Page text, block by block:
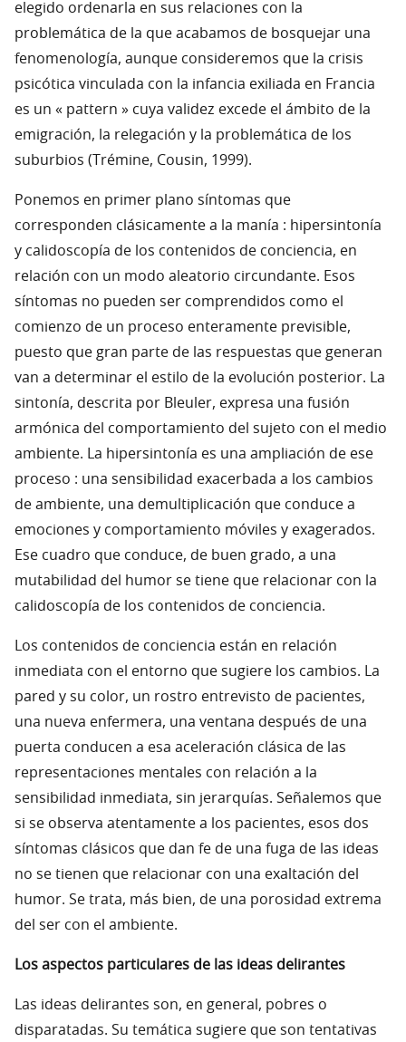
elegido ordenarla en sus relaciones con la
problemática de la que acabamos de bosquejar una
fenomenología, aunque consideremos que la crisis
psicótica vinculada con la infancia exiliada en Francia
es un « pattern » cuya validez excede el ámbito de la
emigración, la relegación y la problemática de los
suburbios (Trémine, Cousin, 1999).
Ponemos en primer plano síntomas que
corresponden clásicamente a la manía : hipersintonía
y calidoscopía de los contenidos de conciencia, en
relación con un modo aleatorio circundante. Esos
síntomas no pueden ser comprendidos como el
comienzo de un proceso enteramente previsible,
puesto que gran parte de las respuestas que generan
van a determinar el estilo de la evolución posterior. La
sintonía, descrita por Bleuler, expresa una fusión
armónica del comportamiento del sujeto con el medio
ambiente. La hipersintonía es una ampliación de ese
proceso : una sensibilidad exacerbada a los cambios
de ambiente, una demultiplicación que conduce a
emociones y comportamiento móviles y exagerados.
Ese cuadro que conduce, de buen grado, a una
mutabilidad del humor se tiene que relacionar con la
calidoscopía de los contenidos de conciencia.
Los contenidos de conciencia están en relación
inmediata con el entorno que sugiere los cambios. La
pared y su color, un rostro entrevisto de pacientes,
una nueva enfermera, una ventana después de una
puerta conducen a esa aceleración clásica de las
representaciones mentales con relación a la
sensibilidad inmediata, sin jerarquías. Señalemos que
si se observa atentamente a los pacientes, esos dos
síntomas clásicos que dan fe de una fuga de las ideas
no se tienen que relacionar con una exaltación del
humor. Se trata, más bien, de una porosidad extrema
del ser con el ambiente.
Los aspectos particulares de las ideas delirantes
Las ideas delirantes son, en general, pobres o
disparatadas. Su temática sugiere que son tentativas